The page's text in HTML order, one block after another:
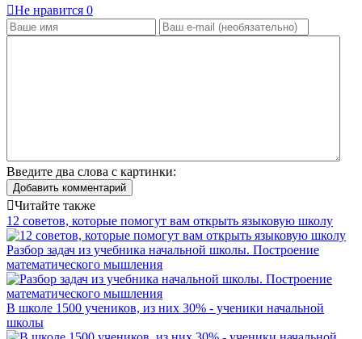
Не нравится 0
Введите два слова с картинки:
Добавить комментарий
Читайте также
12 советов, которые помогут вам открыть языковую школу
Разбор задач из учебника начальной школы. Построение
математического мышления
В школе 1500 учеников, из них 30% - ученики начальной
школы